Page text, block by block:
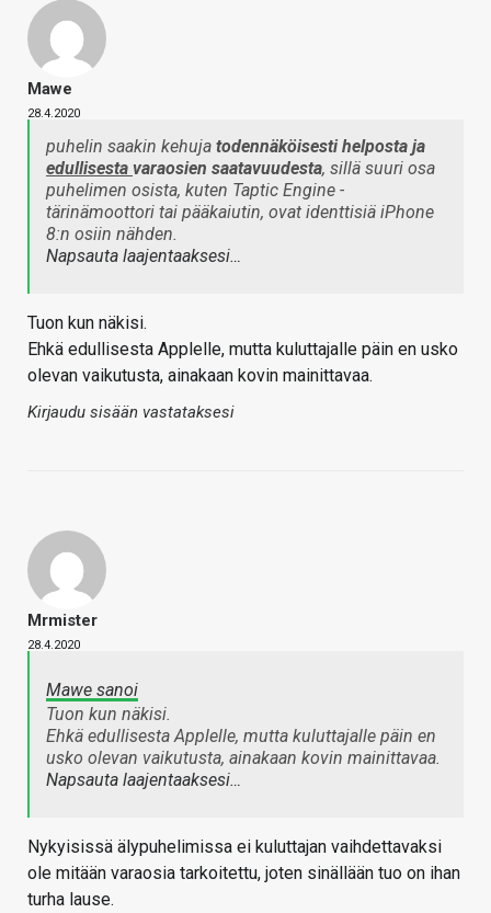
Mawe
28.4.2020
puhelin saakin kehuja todennäköisesti helposta ja
edullisesta varaosien saatavuudesta, sillä suuri osa
puhelimen osista, kuten Taptic Engine -
tärinämoottori tai pääkaiutin, ovat identtisiä iPhone
8:n osiin nähden.
Napsauta laajentaaksesi…
Tuon kun näkisi.
Ehkä edullisesta Applelle, mutta kuluttajalle päin en usko
olevan vaikutusta, ainakaan kovin mainittavaa.
Kirjaudu sisään vastataksesi
Mrmister
28.4.2020
Mawe sanoi
Tuon kun näkisi.
Ehkä edullisesta Applelle, mutta kuluttajalle päin en
usko olevan vaikutusta, ainakaan kovin mainittavaa.
Napsauta laajentaaksesi…
Nykyisissä älypuhelimissa ei kuluttajan vaihdettavaksi
ole mitään varaosia tarkoitettu, joten sinällään tuo on ihan
turha lause.